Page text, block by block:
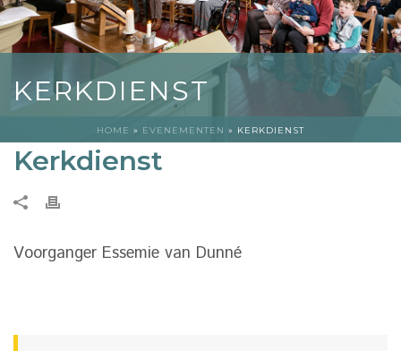
KERKDIENST
HOME » EVENEMENTEN » KERKDIENST
Kerkdienst
Voorganger Essemie van Dunné